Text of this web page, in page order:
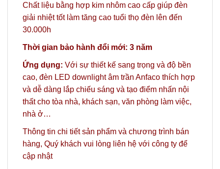
Chất liệu bằng hợp kim nhôm cao cấp giúp đèn
giải nhiệt tốt làm tăng cao tuổi thọ đèn lên đến
30.000h
Thời gian bảo hành đổi mới: 3 năm
Ứng dụng: Với sự thiết kế sang trọng và độ bền
cao, đèn LED downlight âm trần Anfaco thích hợp
và dễ dàng lắp chiếu sáng và tạo điểm nhấn nội
thất cho tòa nhà, khách sạn, văn phòng làm việc,
nhà ở…
Thông tin chi tiết sản phẩm và chương trình bán
hàng, Quý khách vui lòng liên hệ với công ty để
cập nhật